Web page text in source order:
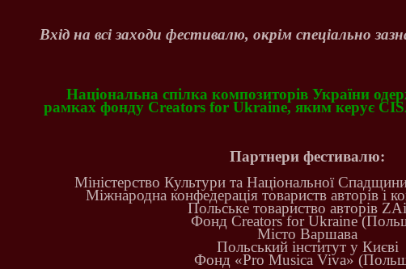
Вхід на всі заходи фестивалю, окрім спеціально
Національна спілка композиторів України
рамках фонду Creators for Ukraine, яким керує
Партнери фестивалю:
Міністерство Культури та Національної
Міжнародна конфедерація товариств авторів і
Польське товариство авторів
Фонд Creators for Ukraine
Місто Варшава
Польський інститут у Києві
Фонд «Pro Musica Viva»